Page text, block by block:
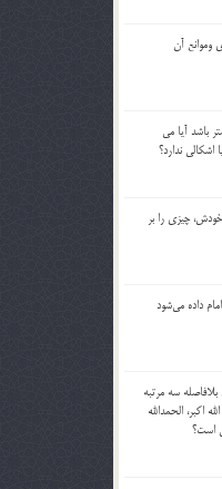
وموانع آن
باشد آيا مي
اشكالي ندارد؟
چيزي را بر
سلامي كه بعد از اتمام نماز به 3 امام داده مي‌شود
سه مرتبه
اكبر، الحمدالله
است؟